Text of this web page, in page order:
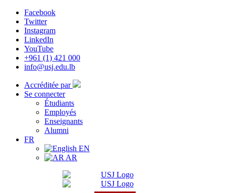
Facebook
Twitter
Instagram
LinkedIn
YouTube
+961 (1) 421 000
info@usj.edu.lb
Accréditée par
Se connecter
Étudiants
Employés
Enseignants
Alumni
FR
EN
AR